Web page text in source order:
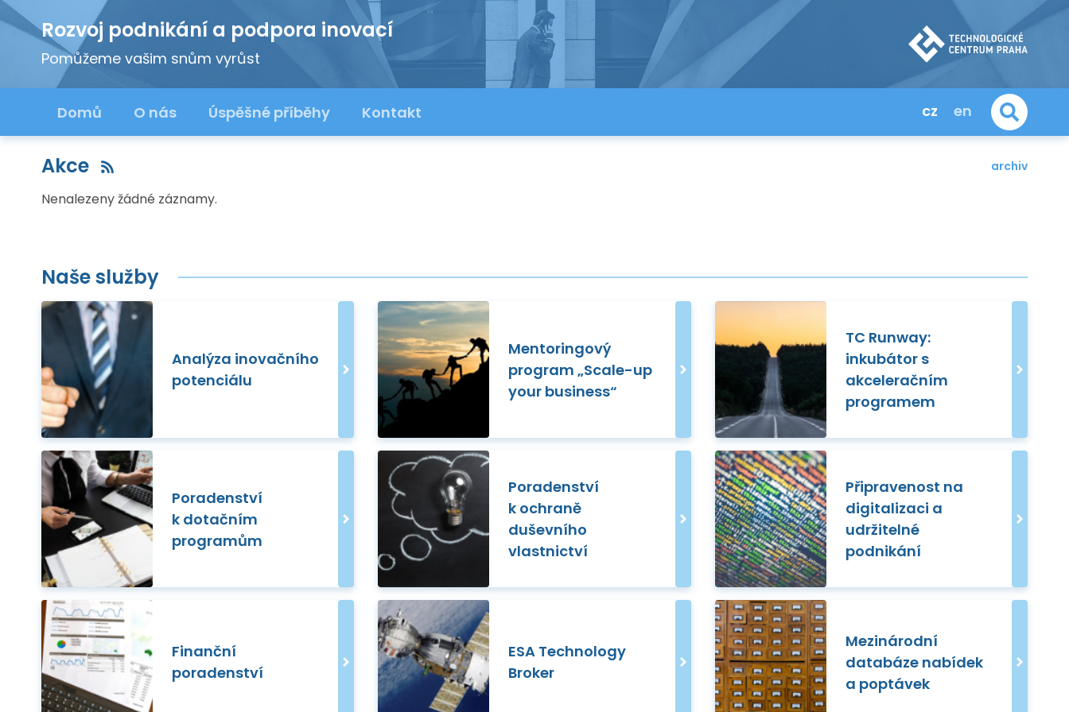
Rozvoj podnikání a podpora inovací
Pomůžeme vašim snům vyrůst
Domů O nás Úspěšné příběhy Kontakt cz en
Akce archiv
Nenalezeny žádné záznamy.
Naše služby
Analýza inovačního
potenciálu
Mentoringový
program „Scale-up
your business“
TC Runway:
inkubátor s
akceleračním
programem
Poradenství
k dotačním
programům
Poradenství
k ochraně
duševního
vlastnictví
Připravenost na
digitalizaci a
udržitelné
podnikání
Finanční
poradenství
ESA Technology
Broker
Mezinárodní
databáze nabídek
a poptávek